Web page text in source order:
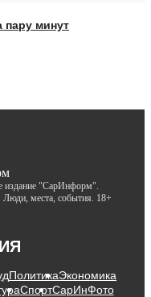
пару минут
"СарИнформ".
Люди, места, события. 18+
ПолитикаЭкономика
СпортСарИнФото